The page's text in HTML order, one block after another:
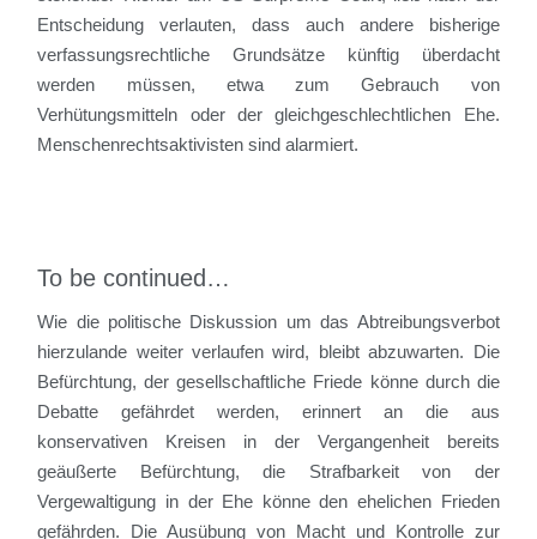
Entscheidung verlauten, dass auch andere bisherige
verfassungsrechtliche Grundsätze künftig überdacht
werden müssen, etwa zum Gebrauch von
Verhütungsmitteln oder der gleichgeschlechtlichen Ehe.
Menschenrechtsaktivisten sind alarmiert.
To be continued…
Wie die politische Diskussion um das Abtreibungsverbot
hierzulande weiter verlaufen wird, bleibt abzuwarten. Die
Befürchtung, der gesellschaftliche Friede könne durch die
Debatte gefährdet werden, erinnert an die aus
konservativen Kreisen in der Vergangenheit bereits
geäußerte Befürchtung, die Strafbarkeit von der
Vergewaltigung in der Ehe könne den ehelichen Frieden
gefährden. Die Ausübung von Macht und Kontrolle zur